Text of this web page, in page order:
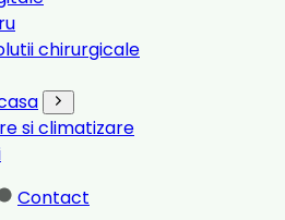
chirurgicale
si climatizare
Contact